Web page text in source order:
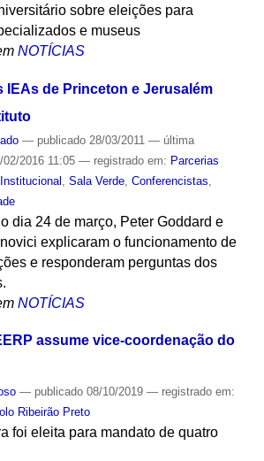
sobre eleições para
e museus
NOTÍCIAS
IEAs de Princeton e Jerusalém
— publicado28/03/2011 — última
2016 11:05 — registrado em: Parcerias
Institucional Sala Verde, Conferencistas
dia 24 de março, Peter Goddard e
explicaram o funcionamento de
e responderam perguntas dos
NOTÍCIAS
assume vice-coordenação do
— publicado08/10/2019 — registrado em:
Ribeirão Preto
foi eleita para mandato de quatro